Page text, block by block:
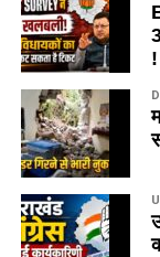
Disclaimer:
यह
हालिया प्रदर्शन,
आधार पर तैयार किए
टीम बनाने से पहले
FOR MORE
BPH-W vs SUL-
Pitch Report &
!